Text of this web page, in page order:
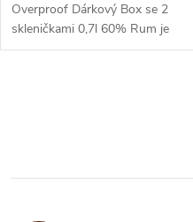
Overproof Dárkový Box se 2
skleničkami 0,7l 60% Rum je
lahvovaný v overproof síle
l